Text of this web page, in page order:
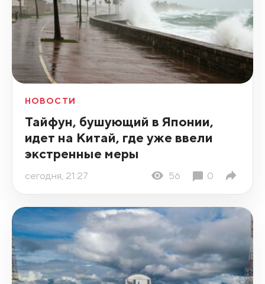
НОВОСТИ
Тайфун, бушующий в Японии,
идет на Китай, где уже ввели
экстренные меры
сегодня, 21:27 56 0